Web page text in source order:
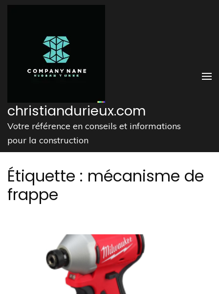
Aller
christiandurieux.com
Votre référence en conseils et informations
pour la construction
Étiquette : mécanisme de
frappe